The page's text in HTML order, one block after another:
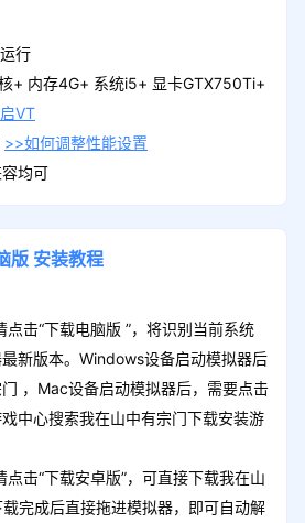
行
+ 内存4G+ 系统i5+ 显卡GTX750Ti+
VT
>>如何调整性能设置
均可
版 安装教程
击“下载电脑版 ”，将识别当前系统
新版本。Windows设备启动模拟器后
，Mac设备启动模拟器后，需要点击
中心搜索我在山中有宗门下载安装游
击“下载安卓版”，可直接下载我在山
完成后直接拖进模拟器，即可自动解